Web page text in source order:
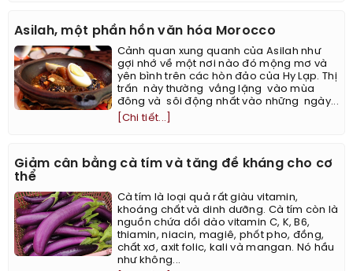
Asilah, một phần hồn văn hóa Morocco
Cảnh quan xung quanh của Asilah như
gợi nhớ về một nơi nào đó mộng mơ và
yên bình trên các hòn đảo của Hy Lạp. Thị
trấn này thường vắng lặng vào mùa
đông và sôi động nhất vào những ngày...
[Chi tiết...]
Giảm cân bằng cà tím và tăng đề kháng cho cơ
thể
Cà tím là loại quả rất giàu vitamin,
khoáng chất và dinh dưỡng. Cà tím còn là
nguồn chứa dồi dào vitamin C, K, B6,
thiamin, niacin, magiê, phốt pho, đồng,
chất xơ, axit folic, kali và mangan. Nó hầu
như không...